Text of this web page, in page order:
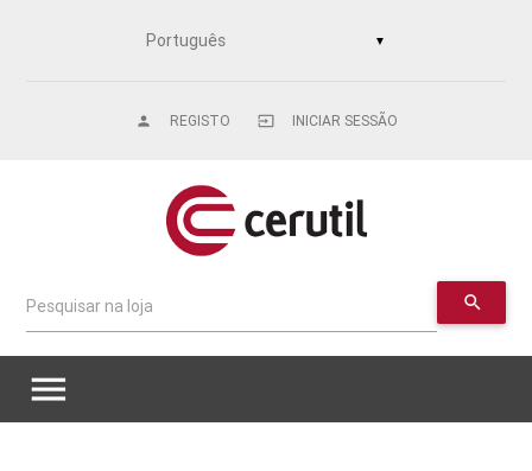
▼
REGISTO
person INICIAR SESSÃO
input
Pesquisar na loja search
menu